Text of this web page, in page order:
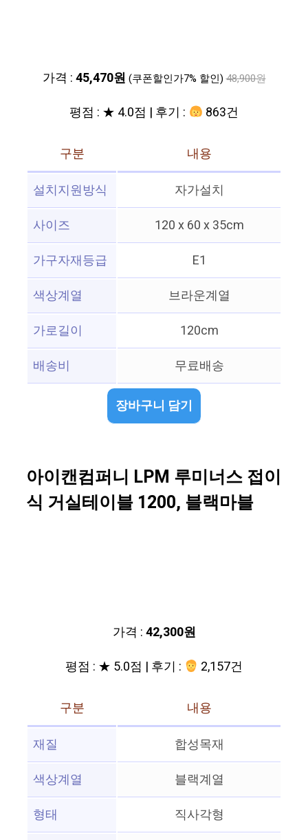
가격 :45,470원 (쿠폰할인가7% 할인) 48,900원
평점 : ★ 4.0점 | 후기 : 863건
구분
내용
설치지원방식
자가설치
사이즈
120 x 60 x 35cm
가구자재등급
E1
색상계열
브라운계열
가로길이
120cm
배송비
무료배송
장바구니 담기
아이캔컴퍼니 LPM 루미너스 접이
식 거실테이블 1200, 블랙마블
가격 :42,300원
평점 : ★ 5.0점 | 후기 :
2,157건
구분
내용
재질
합성목재
색상계열
블랙계열
형태
직사각형